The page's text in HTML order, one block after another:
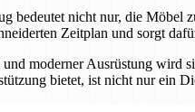
bedeutet nicht nur, die Möbel
Zeitplan und sorgt
moderner Ausrüstung wird
bietet, ist nicht nur ein